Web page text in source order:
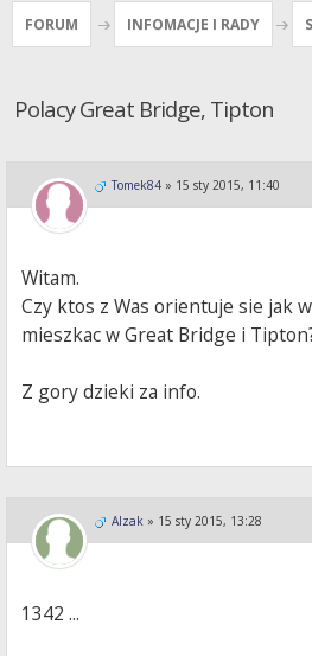
FORUM INFOMACJE I RADY
Polacy Great Bridge, Tipton
Tomek84 » 15 sty 2015, 11:40
Witam.
Czy ktos z Was orientuje sie jak
mieszkac w Great Bridge i
Z gory dzieki za info.
Alzak » 15 sty 2015, 13:28
1342 ...